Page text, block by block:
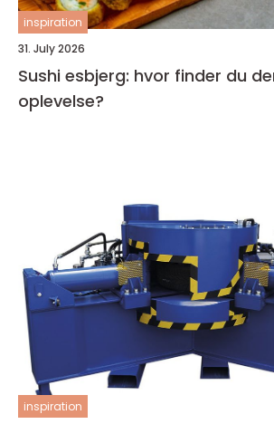
inspiration
31. July 2026
Sushi esbjerg: hvor finder du
oplevelse?
inspiration